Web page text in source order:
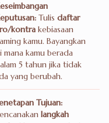
Tulis daftar
kontra kebiasaan
kamu. Bayangkan
mana kamu berada
5 tahun jika tidak
yang berubah.
Tujuan:
langkah